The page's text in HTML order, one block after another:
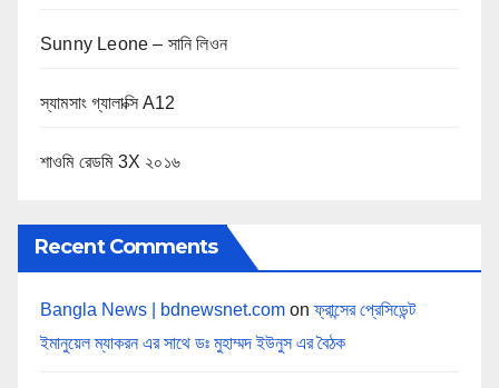
Sunny Leone – সানি লিওন
স্যামসাং গ্যালাক্সি A12
শাওমি রেডমি 3X ২০১৬
Recent Comments
Bangla News | bdnewsnet.com onফ্রান্সের প্রেসিডেন্ট
ইমানুয়েল ম্যাকরন এর সাথে ডঃ মুহাম্মদ ইউনুস এর বৈঠক